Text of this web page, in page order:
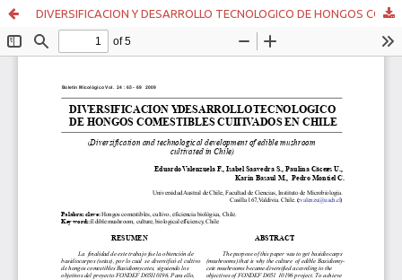
DIVERSIFICACION Y DESARROLLO TECNOLOGICO DE HONGOS COMESTIBLES CULTIVADOS EN CHILE